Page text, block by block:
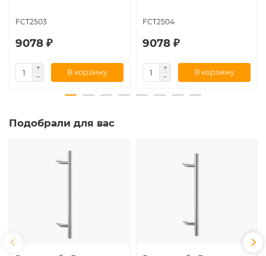
FCT2503
9078 ₽
В корзину
FCT2504
9078 ₽
В корзину
Подобрали для вас